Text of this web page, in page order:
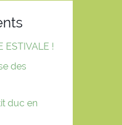
!
des
duc en